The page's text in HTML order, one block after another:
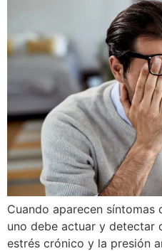
Cuando aparecen síntomas
uno debe actuar y detectar
estrés crónico y la presión